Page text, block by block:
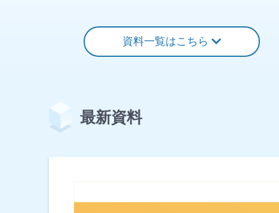
資料一覧はこちら
最新資料